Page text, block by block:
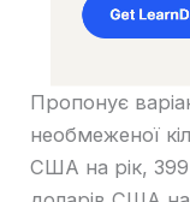
Пропонує
необмеженої
США на рік,